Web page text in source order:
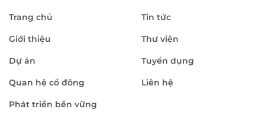
Trang chủ
Giới thiệu
Dự án
Quan hệ cổ đông
Phát triển bền vững
Tin tức
Thư viện
Tuyển dụng
Liên hệ